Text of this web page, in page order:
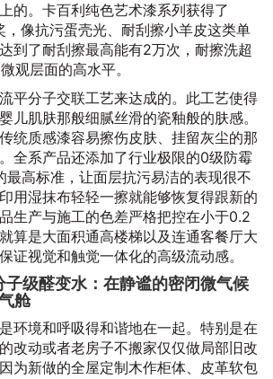
的。卡百利纯色艺术漆系列获得了
像抗污蛋壳光、耐刮擦小羊皮这类单
到了耐刮擦最高能有2万次，耐擦洗超
观层面的高水平。
平分子交联工艺来达成的。此工艺使得
儿肌肤那般细腻丝滑的瓷釉般的肤感。
统质感漆容易擦伤皮肤、挂留灰尘的那
全系产品还添加了行业极限的0级防霉
最高标准，让面层抗污易洁的表现很不
用湿抹布轻轻一擦就能够恢复得跟新的
生产与施工的色差严格把控在小于0.2
算是大面积通高楼梯以及连通客餐厅大
证视觉和触觉一体化的高级流动感。
子级醛变水：在静谧的密闭微气候
舱
环境和呼吸得和谐地在一起。特别是在
改动或者老房子不搬家仅仅做局部旧改
为新做的全屋定制木作柜体、皮革软包